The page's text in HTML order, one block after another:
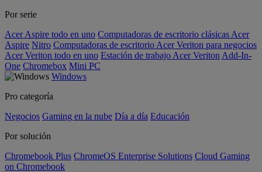
Por serie
Acer Aspire todo en uno Computadoras de escritorio clásicas Acer
Aspire Nitro Computadoras de escritorio Acer Veriton para negocios
Acer Veriton todo en uno Estación de trabajo Acer Veriton Add-In-
One Chromebox Mini PC
Windows
Pro categoría
Negocios Gaming en la nube Día a día Educación
Por solución
Chromebook Plus ChromeOS Enterprise Solutions Cloud Gaming
on Chromebook